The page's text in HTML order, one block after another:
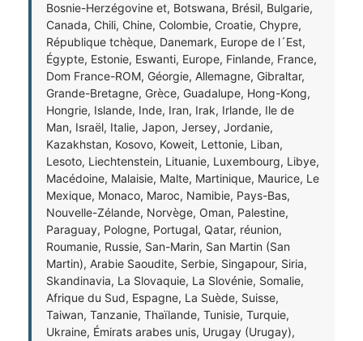
Bosnie-Herzégovine et, Botswana, Brésil, Bulgarie,
Canada, Chili, Chine, Colombie, Croatie, Chypre,
République tchèque, Danemark, Europe de l´Est,
Égypte, Estonie, Eswanti, Europe, Finlande, France,
Dom France-ROM, Géorgie, Allemagne, Gibraltar,
Grande-Bretagne, Grèce, Guadalupe, Hong-Kong,
Hongrie, Islande, Inde, Iran, Irak, Irlande, Ile de
Man, Israël, Italie, Japon, Jersey, Jordanie,
Kazakhstan, Kosovo, Koweit, Lettonie, Liban,
Lesoto, Liechtenstein, Lituanie, Luxembourg, Libye,
Macédoine, Malaisie, Malte, Martinique, Maurice, Le
Mexique, Monaco, Maroc, Namibie, Pays-Bas,
Nouvelle-Zélande, Norvège, Oman, Palestine,
Paraguay, Pologne, Portugal, Qatar, réunion,
Roumanie, Russie, San-Marin, San Martin (San
Martin), Arabie Saoudite, Serbie, Singapour, Siria,
Skandinavia, La Slovaquie, La Slovénie, Somalie,
Afrique du Sud, Espagne, La Suède, Suisse,
Taiwan, Tanzanie, Thaïlande, Tunisie, Turquie,
Ukraine, Émirats arabes unis, Urugay (Urugay),